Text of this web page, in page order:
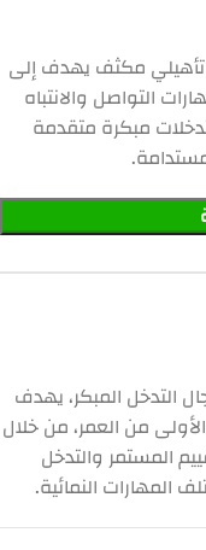
(25 جلسة) برنامج تأهيلي مكثف يهدف إلى
التواصل والانتباه
مبكرة متقدمة
التدخل المبكر، يهدف
من العمر، من خلال
المستمر والتدخل
النمائية.